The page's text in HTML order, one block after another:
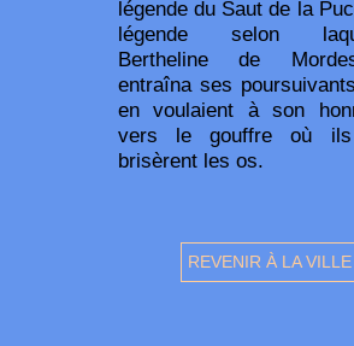
légende du Saut de la
légende selon
Bertheline de
entraîna ses
en voulaient à son
vers le gouffre où
brisèrent les os.
REVENIR À LA VILLE